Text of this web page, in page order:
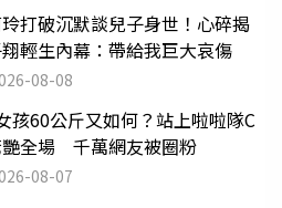
打破沉默談兒子身世！心碎揭
輕生內幕：帶給我巨大哀傷
08-08
孩60公斤又如何？站上啦啦隊C
全場 千萬網友被圈粉
08-07